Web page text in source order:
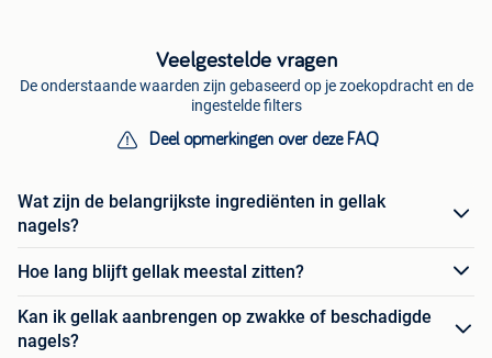
Veelgestelde vragen
De onderstaande waarden zijn gebaseerd op je zoekopdracht en de
ingestelde filters
Deel opmerkingen over deze FAQ
Wat zijn de belangrijkste ingrediënten in gellak
nagels?
Hoe lang blijft gellak meestal zitten?
Kan ik gellak aanbrengen op zwakke of beschadigde
nagels?